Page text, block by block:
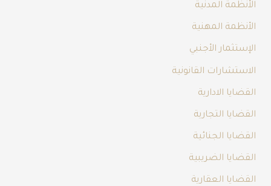
الأنظمة المدنية
الأنظمة المهنية
الإستثمار الأجنبي
الاستشارات القانونية
القضايا الادارية
القضايا التجارية
القضايا الجنائية
القضايا الضريبية
القضايا العقارية